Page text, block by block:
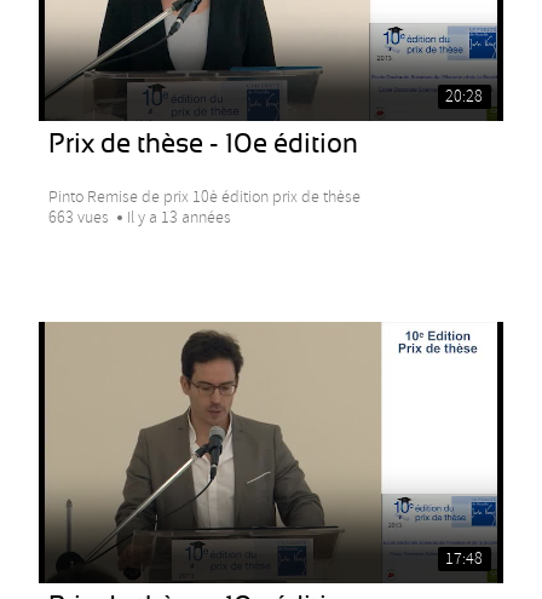
20:28
Prix de thèse - 10e édition
Pinto Remise de prix 10è édition prix de thèse
663 vues
Il y a 13 années
17:48